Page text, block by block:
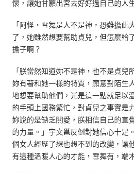
懷，讓她甘願出宮去好好過自己的人生
「阿怪，雪舞是人不是神，恐難擔此
了，她雖然想要幫助貞兒，但怎麼給
擔子啊？
「朕當然知道妳不是神，也不是貞兒
妳有著和她一樣的特質，願意對陌生
地想要幫助他們，光是這一點就足以
的手頭上國務繁忙，對貞兒之事實是
妳說的是缺乏關愛，朕相信自己的直
的力量。」宇文邕反倒對她信心十足
個女人經歷了想也想不到的改變，讓
有這種溫暖人心的才能，雪舞有，端